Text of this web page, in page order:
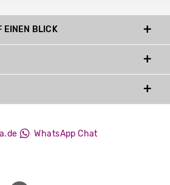
EINEN BLICK
WhatsApp Chat